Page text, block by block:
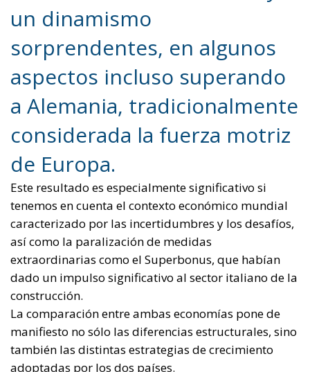
Este resultado es especialmente significativo si
tenemos en cuenta el contexto económico mundial
caracterizado por las incertidumbres y los desafíos,
así como la paralización de medidas
extraordinarias como el Superbonus, que habían
dado un impulso significativo al sector italiano de la
construcción.
La comparación entre ambas economías pone de
manifiesto no sólo las diferencias estructurales, sino
también las distintas estrategias de crecimiento
adoptadas por los dos países.
Según los datos del Istat, el Producto Interior Bruto
(PIB) italiano registró un aumento del 0,2% en el
segundo trimestre de 2024 respecto al trimestre
anterior, y del 0,9% en términos tendenciales.
Estos resultados, aunque modestos en términos
absolutos, representan una señal positiva para la
economía italiana, sobre todo si se comparan con
los de Alemania.
La economía alemana, de hecho, se contrajo